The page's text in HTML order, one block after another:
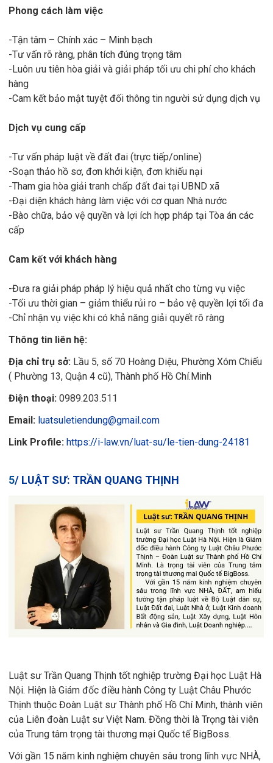
Phong cách làm việc
-Tận tâm – Chính xác – Minh bạch
-Tư vấn rõ ràng, phân tích đúng trọng tâm
-Luôn ưu tiên hòa giải và giải pháp tối ưu chi phí cho khách
hàng
-Cam kết bảo mật tuyệt đối thông tin người sử dụng dịch vụ
Dịch vụ cung cấp
-Tư vấn pháp luật về đất đai (trực tiếp/online)
-Soạn thảo hồ sơ, đơn khởi kiện, đơn khiếu nại
-Tham gia hòa giải tranh chấp đất đai tại UBND xã
-Đại diện khách hàng làm việc với cơ quan Nhà nước
-Bào chữa, bảo vệ quyền và lợi ích hợp pháp tại Tòa án các
cấp
Cam kết với khách hàng
-Đưa ra giải pháp pháp lý hiệu quả nhất cho từng vụ việc
-Tối ưu thời gian – giảm thiểu rủi ro – bảo vệ quyền lợi tối đa
-Chỉ nhận vụ việc khi có khả năng giải quyết rõ ràng
Thông tin liên hệ:
Địa chỉ trụ sở: Lầu 5, số 70 Hoàng Diệu, Phường Xóm Chiếu
( Phường 13, Quận 4 cũ), Thành phố Hồ Chí.Minh
Điện thoại: 0989.203.511
Email: luatsuletiendung@gmail.com
Link Profile: https://i-law.vn/luat-su/le-tien-dung-24181
5/ LUẬT SƯ: TRẦN QUANG THỊNH
Luật sư Trần Quang Thịnh tốt nghiệp trường Đại học Luật Hà
Nội. Hiện là Giám đốc điều hành Công ty Luật Châu Phước
Thịnh thuộc Đoàn Luật sư Thành phố Hồ Chí Minh, thành viên
của Liên đoàn Luật sư Việt Nam. Đồng thời là Trọng tài viên
của Trung tâm trọng tài thương mại Quốc tế BigBoss.
Với gần 15 năm kinh nghiệm chuyên sâu trong lĩnh vực NHÀ,